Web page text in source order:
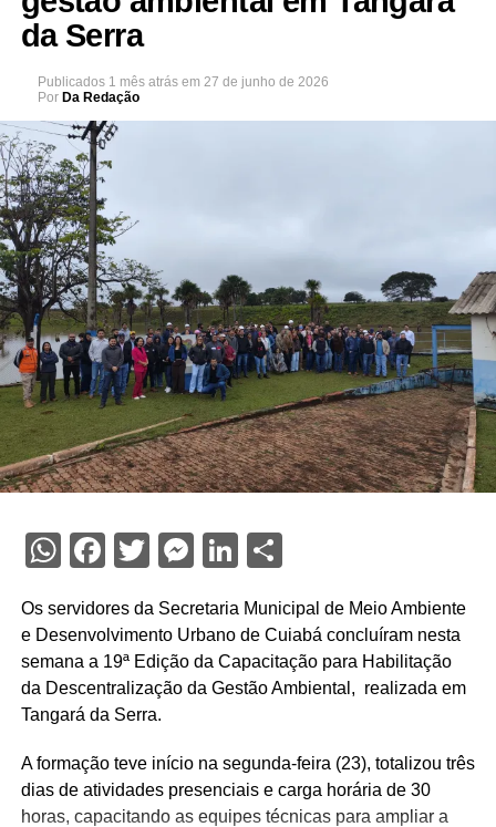
da Serra
Publicados 1 mês atrás em 27 de junho de 2026
Por Da Redação
WhatsApp
Facebook
Twitter
Messenger
LinkedIn
Share
Os servidores da Secretaria Municipal de Meio Ambiente
e Desenvolvimento Urbano de Cuiabá concluíram nesta
semana a 19ª Edição da Capacitação para Habilitação
da Descentralização da Gestão Ambiental, realizada em
Tangará da Serra.
A formação teve início na segunda-feira (23), totalizou três
dias de atividades presenciais e carga horária de 30
horas, capacitando as equipes técnicas para ampliar a